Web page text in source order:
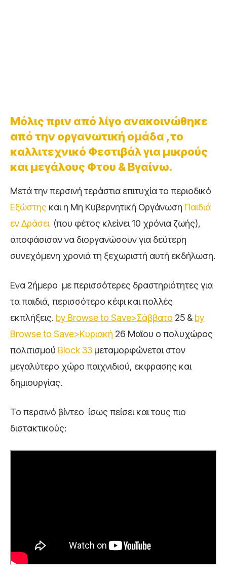
Μόλις πριν από λίγο ανακοινώθηκε
από την οργανωτική ομάδα ,το
καλλιτεχνικό Φεστιβάλ για μικρούς
και μεγάλους Φτου & Βγαίνω.
Μετά την περσινή τεράστια επιτυχία το περιοδικό
Εξώστης και η Μη Κυβερνητική Οργάνωση Παιδιά
εν Δράσει (που φέτος κλείνει 10 χρόνια ζωής),
αποφάσισαν να διοργανώσουν για δεύτερη
συνεχόμενη χρονιά τη ξεχωριστή αυτή εκδήλωση.
Ενα 2ήμερο με περισσότερες δραστηριότητες για
τα παιδιά, περισσότερο κέφι και πολλές
εκπλήξεις. by Browse to Save>Σάββατο 25 & by
Browse to Save>Κυριακή 26 Μαϊου ο πολυχώρος
πολιτισμού Block 33 μεταμορφώνεται στον
μεγαλύτερο χώρο παιχνιδιού, εκφρασης και
δημιουργίας.
Το περσινό βίντεο ίσως πείσει και τους πιο
διστακτικούς: